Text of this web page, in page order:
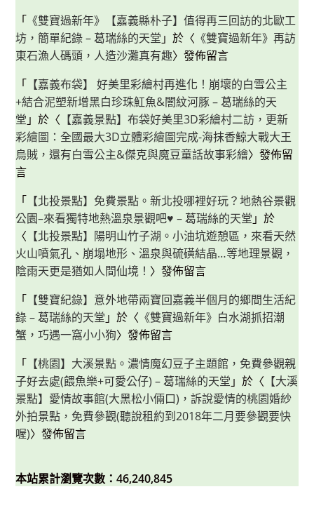
「 《雙寶過新年》【嘉義縣朴子】值得再三回訪的北歐工
坊，簡單紀錄 – 葛瑞絲的天堂 」於〈 《雙寶過新年》再訪
東石漁人碼頭，人造沙灘真有趣〉發佈留言
「 【嘉義布袋】 好美里彩繪村再進化！崩壞的白雪公主
+結合泥塑新增黑白珍珠魟魚&闇紋河豚 – 葛瑞絲的天
堂 」於〈 【嘉義景點】布袋好美里3D彩繪村二訪，更新
彩繪圖：全國最大3D立體彩繪圖完成-海抹香鯨大戰大王
烏賊，還有白雪公主&傑克與魔豆童話故事彩繪〉發佈留
言
「 【北投景點】免費景點。新北投哪裡好玩？地熱谷景觀
公園–來看獨特地熱溫泉景觀吧♥ – 葛瑞絲的天堂 」於
〈 【北投景點】陽明山竹子湖。小油坑遊憩區，來看天然
火山噴氣孔、崩塌地形、溫泉與硫磺結晶…等地理景觀，
陰雨天更是猶如人間仙境！ 〉發佈留言
「 【雙寶紀錄】意外地帶兩寶回嘉義半個月的鄉間生活紀
錄 – 葛瑞絲的天堂 」於〈 《雙寶過新年》白水湖抓招潮
蟹，巧遇一窩小小狗〉發佈留言
「 【桃園】大溪景點。濃情魔幻豆子主題館，免費參觀親
子好去處(餵魚樂+可愛公仔) – 葛瑞絲的天堂 」於〈 【大溪
景點】愛情故事館(大黑松小倆口)，訴說愛情的桃園婚紗
外拍景點，免費參觀(聽說租約到2018年二月要參觀要快
喔)〉發佈留言
本站累計瀏覽次數：46,240,845